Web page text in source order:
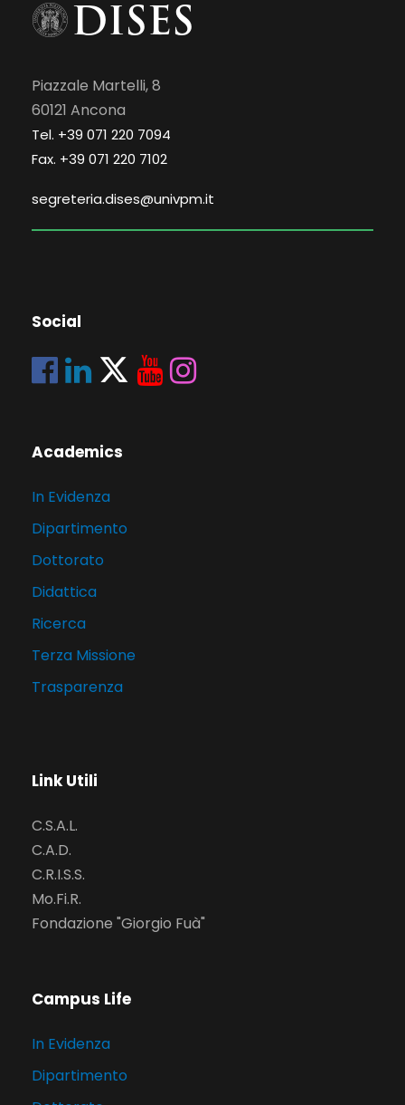
Piazzale Martelli, 8
60121 Ancona
Tel. +39 071 220 7094
Fax. +39 071 220 7102
segreteria.dises@univpm.it
Social
Academics
In Evidenza
Dipartimento
Dottorato
Didattica
Ricerca
Terza Missione
Trasparenza
Link Utili
C.S.A.L.
C.A.D.
C.R.I.S.S.
Mo.Fi.R.
Fondazione "Giorgio Fuà"
Campus Life
In Evidenza
Dipartimento